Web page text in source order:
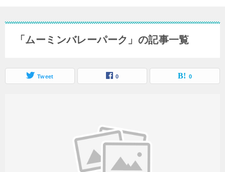
「ムーミンバレーパーク」の記事一覧
Tweet 0 0